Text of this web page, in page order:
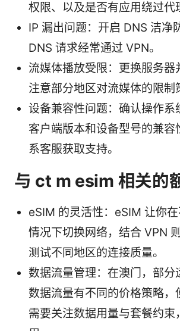
权限、以及是否有应用绕过代
IP 漏出问题：开启 DNS 洁净
DNS 请求经常通过 VPN。
流媒体播放受限：更换服务器
注意部分地区对流媒体的限制
设备兼容性问题：确认操作系
客户端版本和设备型号的兼容
系客服获取支持。
与 ct m esim 相关的
eSIM 的灵活性：eSIM 让你
情况下切换网络，结合 VPN
测试不同地区的连接质量。
数据流量管理：在澳门，部分
数据流量有不同的价格策略，
需要关注数据用量与套餐约束